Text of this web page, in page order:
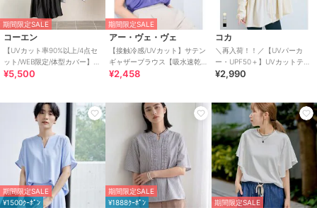
期間限定SALE
コーエン
【UVカット率90%以上/4点セ
ット/WEB限定/体型カバー】シ
ュシュ付きアソートスイムウ
¥5,500
期間限定SALE
アー・ヴェ・ヴェ
【接触冷感/UVカット】サテン
ギャザーブラウス【吸水速乾/
イージーケア】
¥2,458
コカ
＼再入荷！！／【UVパーカ
ー・UPF50＋】UVカットティ
アードパーカー 全4色
¥2,990
期間限定SALE
¥1500ｸｰﾎﾟﾝ
期間限定SALE
¥1888ｸｰﾎﾟﾝ
期間限定SALE